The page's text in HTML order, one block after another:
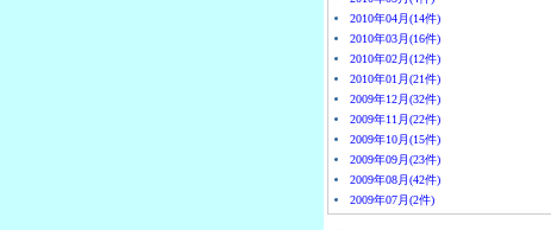
2010年04月(14件)
2010年03月(16件)
2010年02月(12件)
2010年01月(21件)
2009年12月(32件)
2009年11月(22件)
2009年10月(15件)
2009年09月(23件)
2009年08月(42件)
2009年07月(2件)